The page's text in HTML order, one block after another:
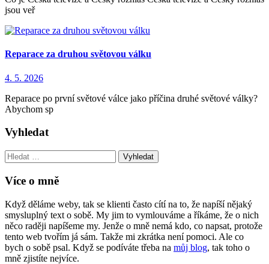
jsou veř
Reparace za druhou světovou válku
4. 5. 2026
Reparace po první světové válce jako příčina druhé světové války?
Abychom sp
Vyhledat
Vyhledat:
Více o mně
Když děláme weby, tak se klienti často cítí na to, že napíší nějaký
smysluplný text o sobě. My jim to vymlouváme a říkáme, že o nich
něco raději napíšeme my. Jenže o mně nemá kdo, co napsat, protože
tento web tvořím já sám. Takže mi zkrátka není pomoci. Ale co
bych o sobě psal. Když se podíváte třeba na můj blog, tak toho o
mně zjistíte nejvíce.